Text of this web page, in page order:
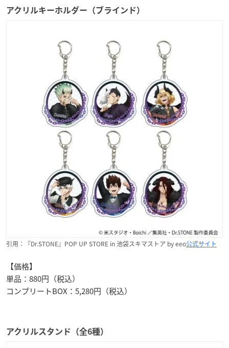
アクリルキーホルダー（ブラインド）
引用：『Dr.STONE』POP UP STORE in 池袋スキマストア by eeo公式サイト
【価格】
単品：880円（税込）
コンプリートBOX：5,280円（税込）
アクリルスタンド（全6種）